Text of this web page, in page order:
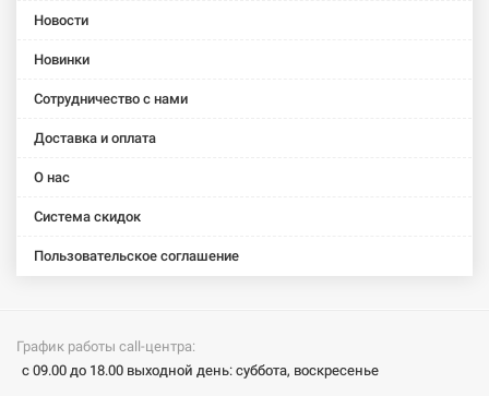
Новости
Новинки
Сотрудничество с нами
Доставка и оплата
О нас
Система скидок
Пользовательское соглашение
График работы call-центра:
с 09.00 до 18.00 выходной день: суббота, воскресенье